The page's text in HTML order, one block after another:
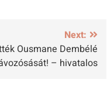
Next:
Ousmane Dembélé
– hivatalos